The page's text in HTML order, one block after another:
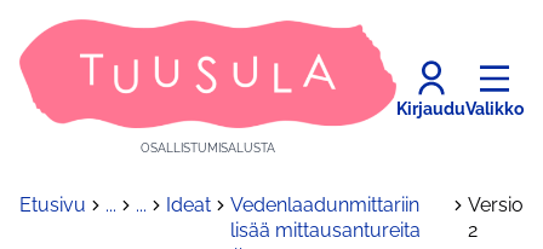
OSALLISTUMISALUSTA
KirjauduValikko
Etusivu ... ... Ideat
Vedenlaadunmittariin
lisää mittausantureita
Versio
2